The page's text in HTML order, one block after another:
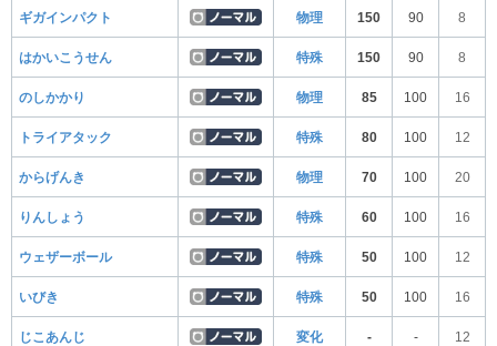
ギガインパクト 物理 150 90 8
はかいこうせん 特殊 150 90 8
のしかかり 物理 85 100 16
トライアタック 特殊 80 100 12
からげんき 物理 70 100 20
りんしょう 特殊 60 100 16
ウェザーボール 特殊 50 100 12
いびき 特殊 50 100 16
じこあんじ 変化 - - 12